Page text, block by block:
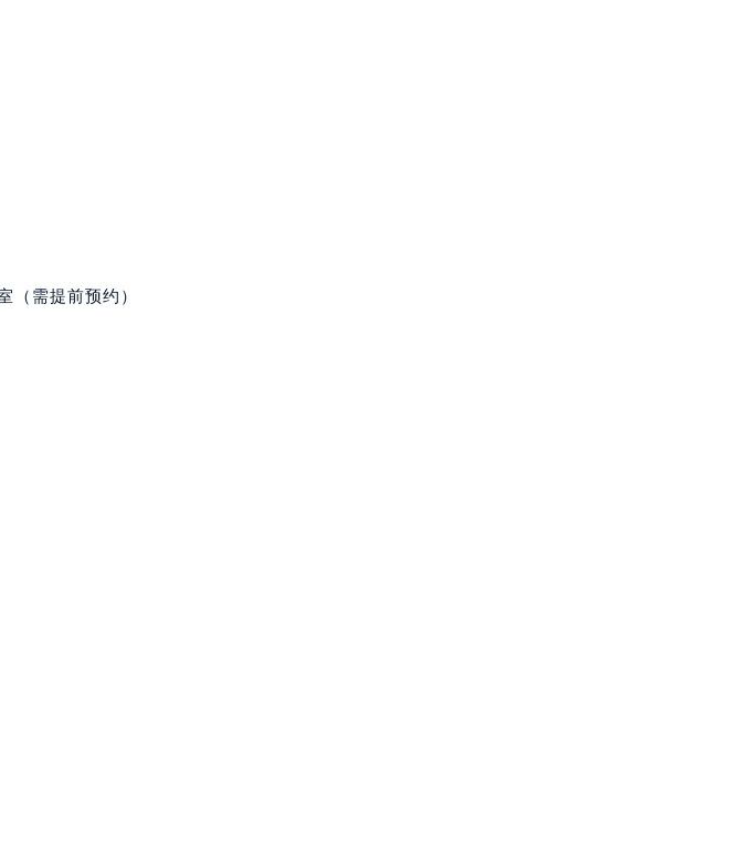
后服务中心（需提前预约）
售后服务中心（北京总部）（需提前预约）
提前预约）
预约）
）
前预约）
预约）
蒂售后服务中心（需提前预约）
（需提前预约）